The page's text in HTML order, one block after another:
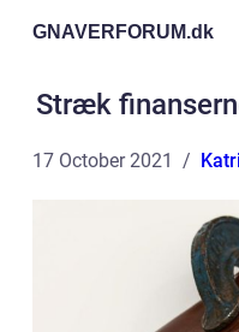
GNAVERFORUM.dk
Stræk
17 October 2021